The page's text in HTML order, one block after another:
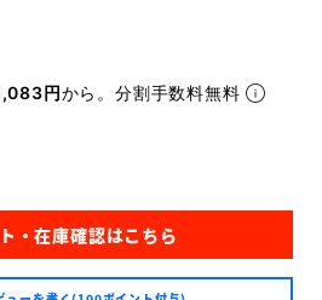
円から。分割手数料無料